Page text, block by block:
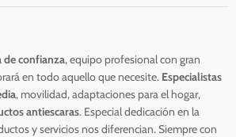
confianza, equipo profesional con gran
en todo aquello que necesite. Especialistas
, movilidad, adaptaciones para el hogar,
antiescaras. Especial dedicación en la
y servicios nos diferencian. Siempre con